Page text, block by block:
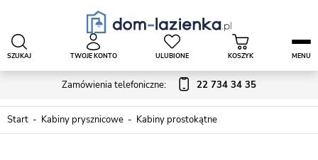
Zamówienia telefoniczne: 22 734 34 35
SZUKAJ TWOJE KONTO ULUBIONE KOSZYK MENU
Start Kabiny prysznicowe Kabiny prostokątne